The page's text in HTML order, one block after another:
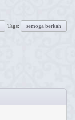
Tags: semoga berkah